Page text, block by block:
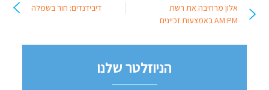
אלון מרחיבה את רשת
AM:PM באמצעות זכיינים
דיבידנדים: חור בשמלה
הניוזלטר שלנו